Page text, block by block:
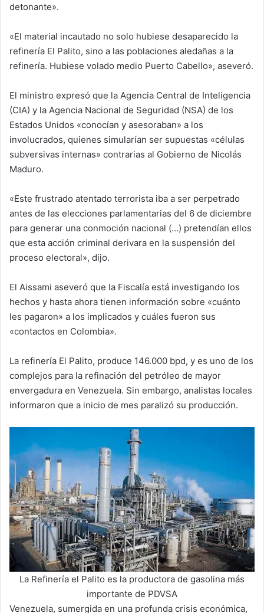
detonante».
«El material incautado no solo hubiese desaparecido la
refinería El Palito, sino a las poblaciones aledañas a la
refinería. Hubiese volado medio Puerto Cabello», aseveró.
El ministro expresó que la Agencia Central de Inteligencia
(CIA) y la Agencia Nacional de Seguridad (NSA) de los
Estados Unidos «conocían y asesoraban» a los
involucrados, quienes simularían ser supuestas «células
subversivas internas» contrarias al Gobierno de Nicolás
Maduro.
«Este frustrado atentado terrorista iba a ser perpetrado
antes de las elecciones parlamentarias del 6 de diciembre
para generar una conmoción nacional (…) pretendían ellos
que esta acción criminal derivara en la suspensión del
proceso electoral», dijo.
El Aissami aseveró que la Fiscalía está investigando los
hechos y hasta ahora tienen información sobre «cuánto
les pagaron» a los implicados y cuáles fueron sus
«contactos en Colombia».
La refinería El Palito, produce 146.000 bpd, y es uno de los
complejos para la refinación del petróleo de mayor
envergadura en Venezuela. Sin embargo, analistas locales
informaron que a inicio de mes paralizó su producción.
La Refinería el Palito es la productora de gasolina más
importante de PDVSA
Venezuela, sumergida en una profunda crisis económica,